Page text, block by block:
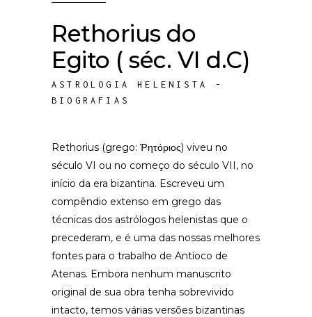
Rethorius do
Egito ( séc. VI d.C)
ASTROLOGIA HELENISTA -
BIOGRAFIAS
Rethorius (grego: Ῥητόριος) viveu no
século VI ou no começo do século VII, no
início da era bizantina. Escreveu um
compêndio extenso em grego das
técnicas dos astrólogos helenistas que o
precederam, e é uma das nossas melhores
fontes para o trabalho de Antíoco de
Atenas. Embora nenhum manuscrito
original de sua obra tenha sobrevivido
intacto, temos várias versões bizantinas